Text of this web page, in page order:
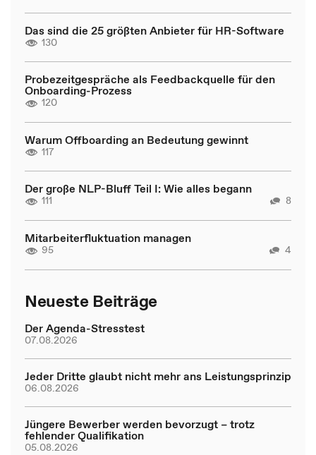
Das sind die 25 größten Anbieter für HR-Software
130
Probezeitgespräche als Feedbackquelle für den
Onboarding-Prozess
120
Warum Offboarding an Bedeutung gewinnt
117
Der große NLP-Bluff Teil I: Wie alles begann
111 8
Mitarbeiterfluktuation managen
95 4
Neueste Beiträge
Der Agenda-Stresstest
07.08.2026
Jeder Dritte glaubt nicht mehr ans Leistungsprinzip
06.08.2026
Jüngere Bewerber werden bevorzugt – trotz
fehlender Qualifikation
05.08.2026